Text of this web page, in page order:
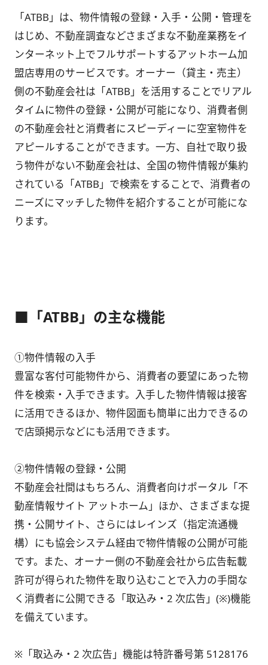
「ATBB」は、物件情報の登録・入手・公開・管理を
はじめ、不動産調査などさまざまな不動産業務をイ
ンターネット上でフルサポートするアットホーム加
盟店専用のサービスです。オーナー（貸主・売主）
側の不動産会社は「ATBB」を活用することでリアル
タイムに物件の登録・公開が可能になり、消費者側
の不動産会社と消費者にスピーディーに空室物件を
アピールすることができます。一方、自社で取り扱
う物件がない不動産会社は、全国の物件情報が集約
されている「ATBB」で検索をすることで、消費者の
ニーズにマッチした物件を紹介することが可能にな
ります。
■「ATBB」の主な機能
①物件情報の入手
豊富な客付可能物件から、消費者の要望にあった物
件を検索・入手できます。入手した物件情報は接客
に活用できるほか、物件図面も簡単に出力できるの
で店頭掲示などにも活用できます。
②物件情報の登録・公開
不動産会社間はもちろん、消費者向けポータル「不
動産情報サイト アットホーム」ほか、さまざまな提
携・公開サイト、さらにはレインズ（指定流通機
構）にも協会システム経由で物件情報の公開が可能
です。また、オーナー側の不動産会社から広告転載
許可が得られた物件を取り込むことで入力の手間な
く消費者に公開できる「取込み・2 次広告」(※)機能
を備えています。
※「取込み・2 次広告」機能は特許番号第 5128176